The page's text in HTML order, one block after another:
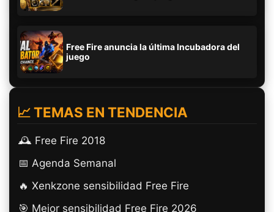
Free Fire anuncia la última Incubadora del
juego
📈 TEMAS EN TENDENCIA
🕰️ Free Fire 2018
📅 Agenda Semanal
🔥 Xenkzone sensibilidad Free Fire
🎯 Mejor sensibilidad Free Fire 2026